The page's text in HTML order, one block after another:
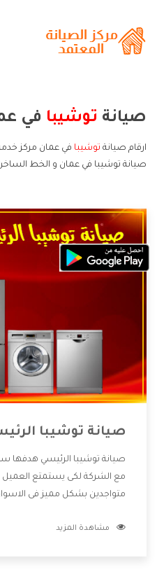
صيانة توشيبا في
ارقام صيانة توشيبا في عمان مركز
صيانة توشيبا في عمان و الخط
صيانة توشيبا
صيانة توشيبا الرئيسي هدفها
مع الشركة لكى يستمتع العميل
متواجدين بشكل مميز فى
الشركة بها والتى تكون منها
مشاهدة المزيد